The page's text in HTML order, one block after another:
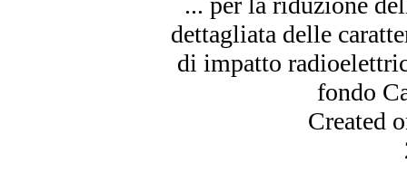
dettagliata delle
di impatto radio
fondo
Created